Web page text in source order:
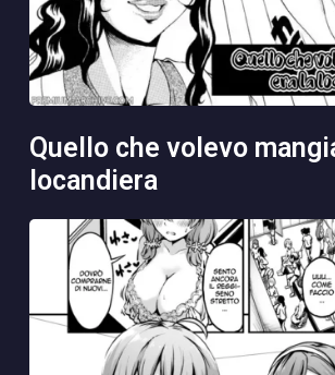
quello che volevo mangiare era la
locandiera